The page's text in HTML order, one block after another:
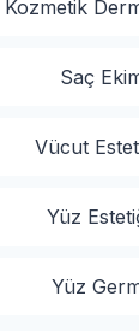
Kozmetik
Saç
Vücut
Yüz
Yüz